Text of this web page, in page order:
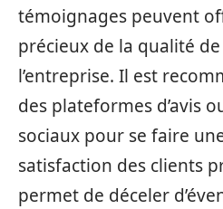
témoignages peuvent
précieux de la qualité
l’entreprise. Il est
des plateformes d’avis
sociaux pour se faire
satisfaction des clients
permet de déceler